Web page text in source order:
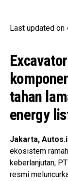
Last updated on
tahan
energy
Jakarta,
ekosistem
keberlanjutan,
resmi